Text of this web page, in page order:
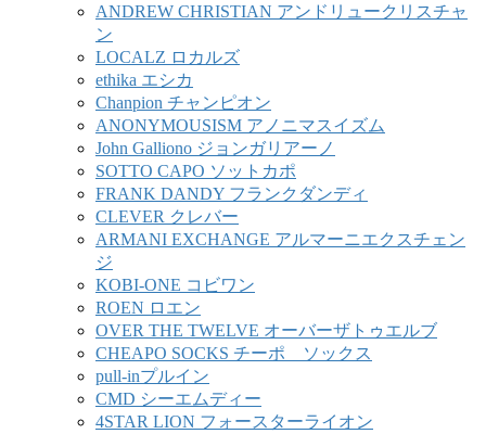
ANDREW CHRISTIAN アンドリュークリスチャ
ン
LOCALZ ロカルズ
ethika エシカ
Chanpion チャンピオン
ANONYMOUSISM アノニマスイズム
John Galliono ジョンガリアーノ
SOTTO CAPO ソットカポ
FRANK DANDY フランクダンディ
CLEVER クレバー
ARMANI EXCHANGE アルマーニエクスチェン
ジ
KOBI-ONE コビワン
ROEN ロエン
OVER THE TWELVE オーバーザトゥエルブ
CHEAPO SOCKS チーポ ソックス
pull-inプルイン
CMD シーエムディー
4STAR LION フォースターライオン